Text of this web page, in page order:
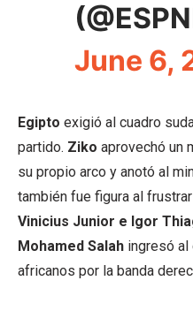
June 6,
Egipto exigió al cuadro
partido. Ziko aprovechó un
su propio arco y anotó al
también fue figura al
Vinicius Junior e Igor
Mohamed Salah ingresó al
africanos por la banda